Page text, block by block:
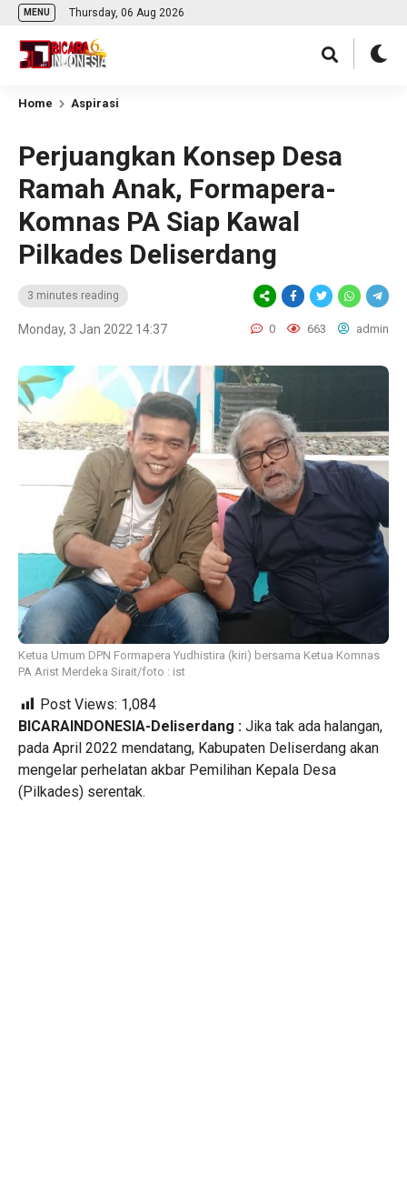
MENU Thursday, 06 Aug 2026
Home Aspirasi
Perjuangkan Konsep Desa
Ramah Anak, Formapera-
Komnas PA Siap Kawal
Pilkades Deliserdang
3 minutes reading
Monday, 3 Jan 2022 14:37 0 663 admin
Ketua Umum DPN Formapera Yudhistira (kiri) bersama Ketua Komnas
PA Arist Merdeka Sirait/foto : ist
Post Views: 1,084
BICARAINDONESIA-Deliserdang : Jika tak ada halangan,
pada April 2022 mendatang, Kabupaten Deliserdang akan
mengelar perhelatan akbar Pemilihan Kepala Desa
(Pilkades) serentak.